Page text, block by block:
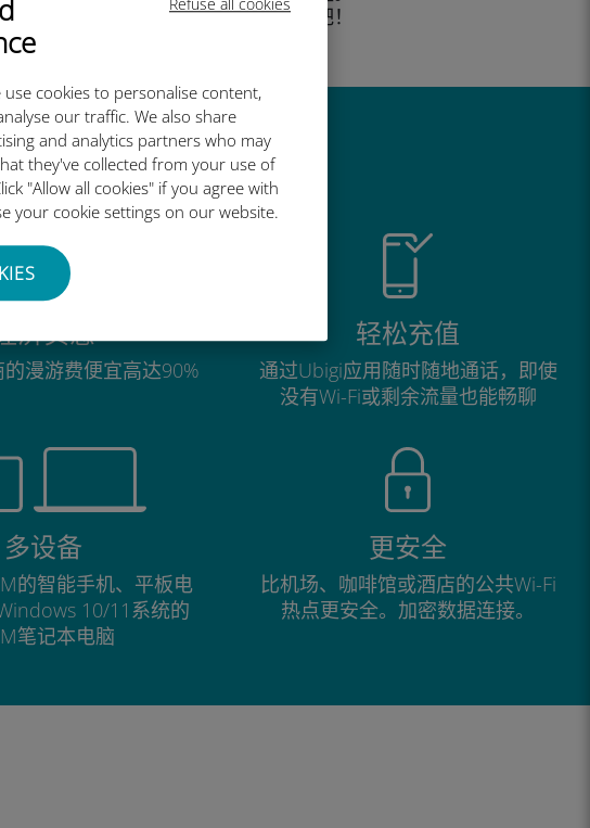
cookies to personalise content,
our traffic. We also share
and analytics partners who may
they've collected from your use of
"Allow all cookies" if you agree with
your cookie settings on our website.
尽情享受吧！
出色
济实惠
漫游费便宜高达90%
轻松充值
通过Ubigi应用随时随地通话，即使
没有Wi-Fi或剩余流量也能畅聊
多设备
的智能手机、平板电
10/11系统的
笔记本电脑
更安全
比机场、咖啡馆或酒店的公共Wi-Fi
热点更安全。加密数据连接。